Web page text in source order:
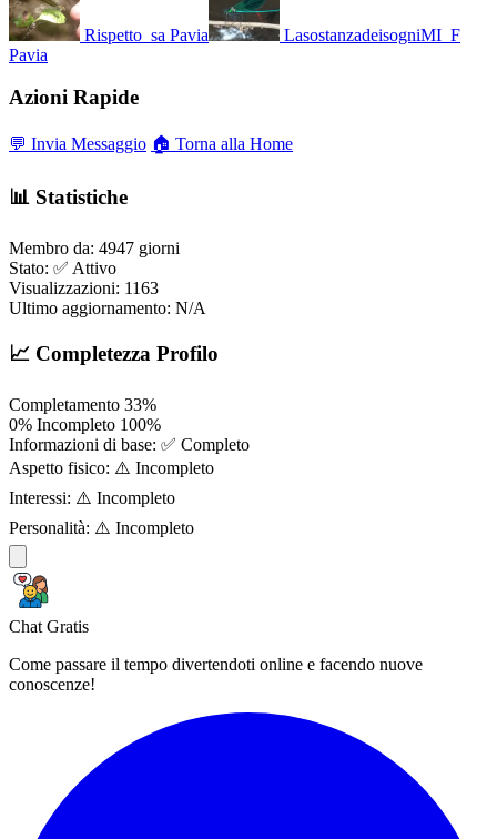
Rispetto_sa Pavia
LasostanzadeisogniMI_F
Pavia
Azioni Rapide
💬 Invia Messaggio 🏠 Torna alla Home
📊 Statistiche
Membro da: 4947 giorni
Stato: ✅ Attivo
Visualizzazioni: 1163
Ultimo aggiornamento: N/A
📈 Completezza Profilo
Completamento 33%
0% Incompleto 100%
Informazioni di base: ✅ Completo
Aspetto fisico: ⚠️ Incompleto
Interessi: ⚠️ Incompleto
Personalità: ⚠️ Incompleto
Chat Gratis
Come passare il tempo divertendoti online e facendo nuove
conoscenze!